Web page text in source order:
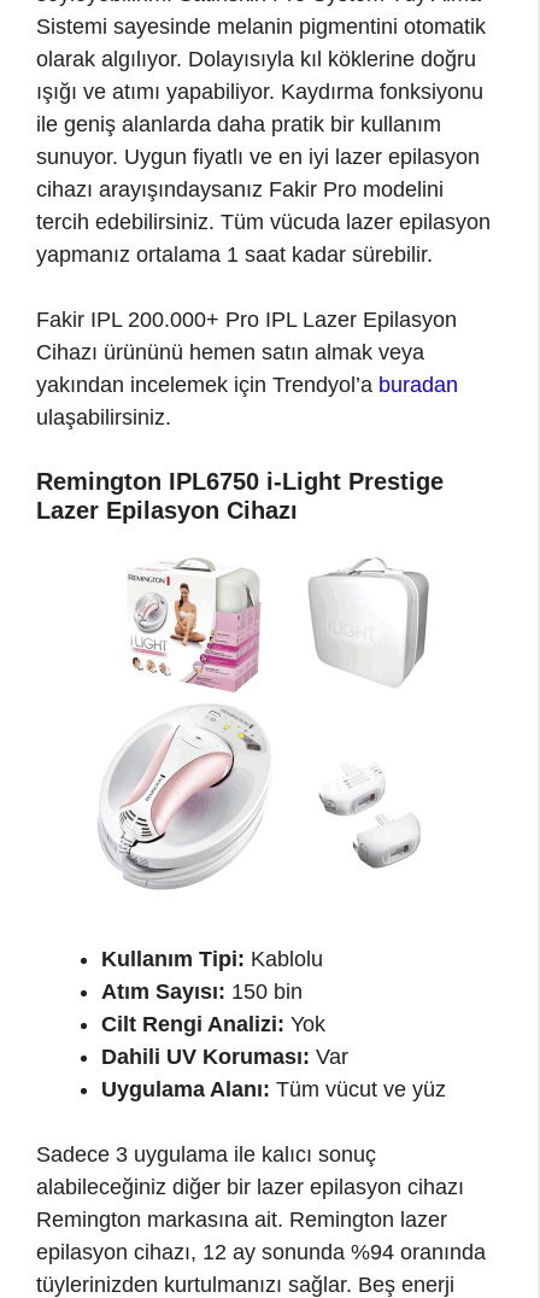
Sistemi sayesinde melanin pigmentini otomatik
olarak algılıyor. Dolayısıyla kıl köklerine doğru
ışığı ve atımı yapabiliyor. Kaydırma fonksiyonu
ile geniş alanlarda daha pratik bir kullanım
sunuyor. Uygun fiyatlı ve en iyi lazer epilasyon
cihazı arayışındaysanız Fakir Pro modelini
tercih edebilirsiniz. Tüm vücuda lazer epilasyon
yapmanız ortalama 1 saat kadar sürebilir.
Fakir IPL 200.000+ Pro IPL Lazer Epilasyon
Cihazı ürününü hemen satın almak veya
yakından incelemek için Trendyol’a buradan
ulaşabilirsiniz.
Remington IPL6750 i-Light Prestige
Lazer Epilasyon Cihazı
Kullanım Tipi: Kablolu
Atım Sayısı: 150 bin
Cilt Rengi Analizi: Yok
Dahili UV Koruması: Var
Uygulama Alanı: Tüm vücut ve yüz
Sadece 3 uygulama ile kalıcı sonuç
alabileceğiniz diğer bir lazer epilasyon cihazı
Remington markasına ait. Remington lazer
epilasyon cihazı, 12 ay sonunda %94 oranında
tüylerinizden kurtulmanızı sağlar. Beş enerji